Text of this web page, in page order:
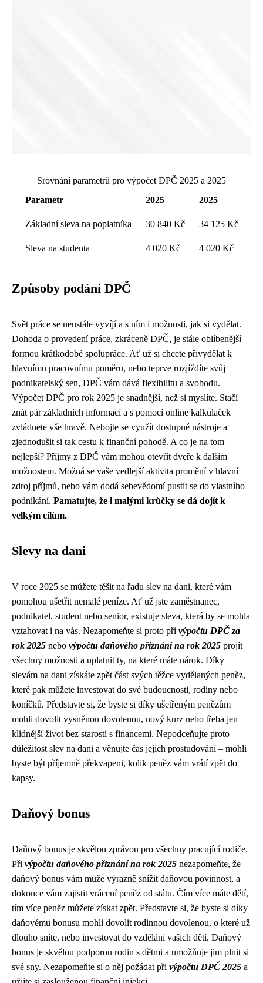
Srovnání parametrů pro výpočet DPČ 2025 a 2025
Parametr
2025 2025
Základní sleva na poplatníka 30 840 Kč 34 125 Kč
Sleva na studenta 4 020 Kč 4 020 Kč
Způsoby podání DPČ
Svět práce se neustále vyvíjí a s ním i možnosti, jak si vydělat.
Dohoda o provedení práce, zkráceně DPČ, je stále oblíbenější
formou krátkodobé spolupráce. Ať už si chcete přivydělat k
hlavnímu pracovnímu poměru, nebo teprve rozjíždíte svůj
podnikatelský sen, DPČ vám dává flexibilitu a svobodu.
Výpočet DPČ pro rok 2025 je snadnější, než si myslíte. Stačí
znát pár základních informací a s pomocí online kalkulaček
zvládnete vše hravě. Nebojte se využít dostupné nástroje a
zjednodušit si tak cestu k finanční pohodě. A co je na tom
nejlepší? Příjmy z DPČ vám mohou otevřít dveře k dalším
možnostem. Možná se vaše vedlejší aktivita promění v hlavní
zdroj příjmů, nebo vám dodá sebevědomí pustit se do vlastního
podnikání. Pamatujte, že i malými krůčky se dá dojít k
velkým cílům.
Slevy na dani
V roce 2025 se můžete těšit na řadu slev na dani, které vám
pomohou ušetřit nemalé peníze. Ať už jste zaměstnanec,
podnikatel, student nebo senior, existuje sleva, která by se mohla
vztahovat i na vás. Nezapomeňte si proto při výpočtu DPČ za
rok 2025 nebo výpočtu daňového přiznání na rok 2025 projít
všechny možnosti a uplatnit ty, na které máte nárok. Díky
slevám na dani získáte zpět část svých těžce vydělaných peněz,
které pak můžete investovat do své budoucnosti, rodiny nebo
koníčků. Představte si, že byste si díky ušetřeným penězům
mohli dovolit vysněnou dovolenou, nový kurz nebo třeba jen
klidnější život bez starostí s financemi. Nepodceňujte proto
důležitost slev na dani a věnujte čas jejich prostudování – mohli
byste být příjemně překvapeni, kolik peněz vám vrátí zpět do
kapsy.
Daňový bonus
Daňový bonus je skvělou zprávou pro všechny pracující rodiče.
Při výpočtu daňového přiznání na rok 2025 nezapomeňte, že
daňový bonus vám může výrazně snížit daňovou povinnost, a
dokonce vám zajistit vrácení peněz od státu. Čím více máte dětí,
tím více peněz můžete získat zpět. Představte si, že byste si díky
daňovému bonusu mohli dovolit rodinnou dovolenou, o které už
dlouho sníte, nebo investovat do vzdělání vašich dětí. Daňový
bonus je skvělou podporou rodin s dětmi a umožňuje jim plnit si
své sny. Nezapomeňte si o něj požádat při výpočtu DPČ 2025 a